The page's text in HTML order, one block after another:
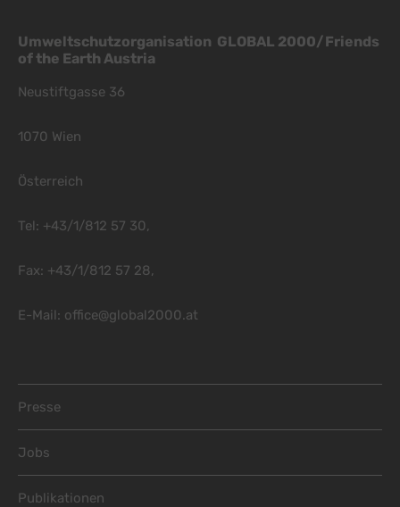
Umweltschutzorganisation GLOBAL 2000/Friends
of the Earth Austria
Neustiftgasse 36
1070 Wien
Österreich
Tel: +43/1/812 57 30,
Fax: +43/1/812 57 28,
E-Mail: office@global2000.at
Presse
Jobs
Publikationen